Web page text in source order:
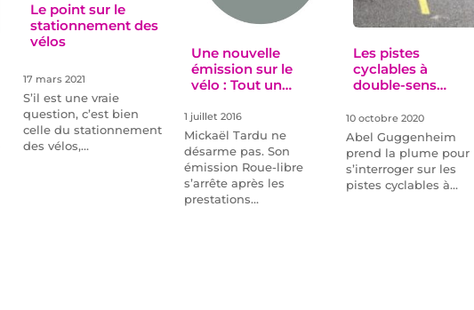
Le point sur le
stationnement des
vélos
17 mars 2021
S’il est une vraie
question, c’est bien
celle du stationnement
des vélos,…
Une nouvelle
émission sur le
vélo : Tout un
1 juillet 2016
Mickaël Tardu ne
désarme pas. Son
émission Roue-libre
s’arrête après les
prestations…
Les pistes
cyclables à
double-sens…
10 octobre 2020
Abel Guggenheim
prend la plume pour
s’interroger sur les
pistes cyclables à…